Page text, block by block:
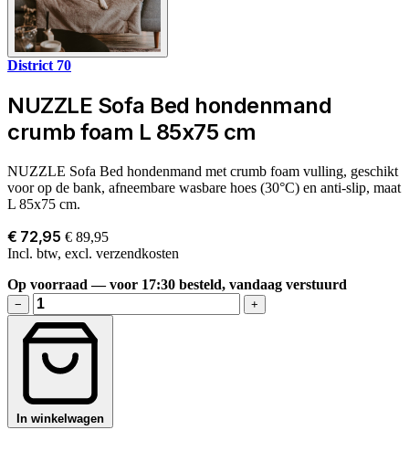
District 70
NUZZLE Sofa Bed hondenmand
crumb foam L 85x75 cm
NUZZLE Sofa Bed hondenmand met crumb foam vulling, geschikt
voor op de bank, afneembare wasbare hoes (30°C) en anti-slip, maat
L 85x75 cm.
€ 72,95 € 89,95
Incl. btw, excl. verzendkosten
Op voorraad — voor 17:30 besteld, vandaag verstuurd
− +
In winkelwagen